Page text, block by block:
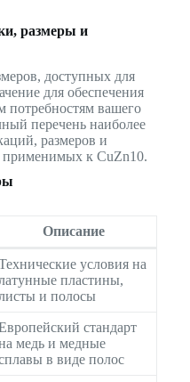
размеры и
доступных для
для обеспечения
потребностям вашего
перечень наиболее
размеров и
применимых к CuZn10.
Описание
условия на
пластины,
и полосы
стандарт
медь и медные
в виде полос